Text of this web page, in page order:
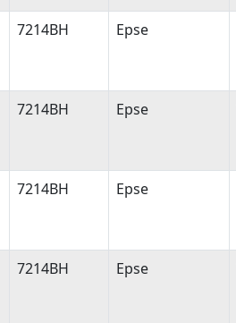
7214BH Epse
7214BH Epse
7214BH Epse
7214BH Epse